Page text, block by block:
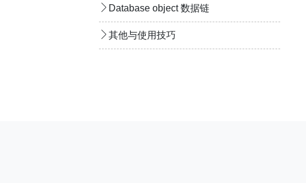
Database object 数据链
其他与使用技巧